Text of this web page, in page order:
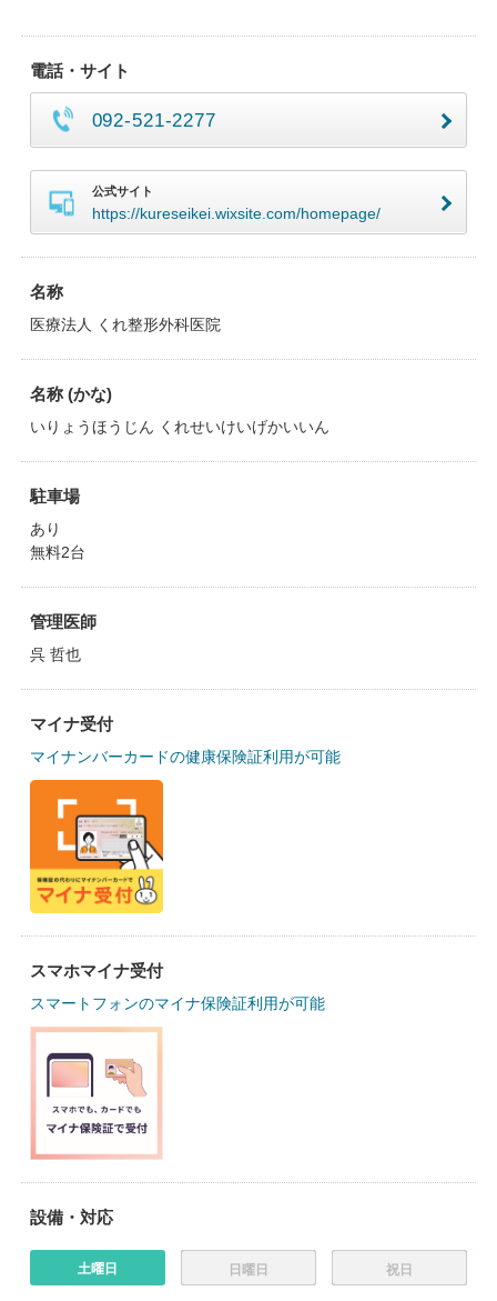
電話・サイト
092-521-2277
公式サイト
https://kureseikei.wixsite.com/homepage/
名称
医療法人 くれ整形外科医院
名称 (かな)
いりょうほうじん くれせいけいげかいいん
駐車場
あり
無料2台
管理医師
呉 哲也
マイナ受付
マイナンバーカードの健康保険証利用が可能
スマホマイナ受付
スマートフォンのマイナ保険証利用が可能
設備・対応
土曜日 日曜日 祝日